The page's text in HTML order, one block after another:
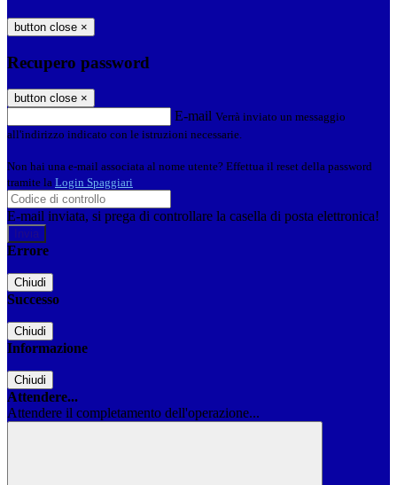
button close ×
Recupero password
button close ×
E-mail Verrà inviato un messaggio
all'indirizzo indicato con le istruzioni necessarie.
Non hai una e-mail associata al nome utente? Effettua il reset della password
tramite la Login Spaggiari
E-mail inviata, si prega di controllare la casella di posta elettronica!
Errore
Chiudi
Successo
Chiudi
Informazione
Chiudi
Attendere...
Attendere il completamento dell'operazione...